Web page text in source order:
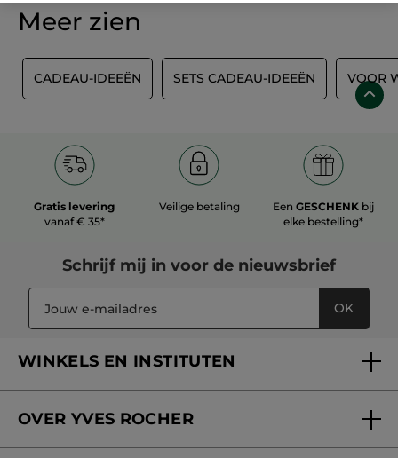
Meer zien
CADEAU-IDEEËN SETS CADEAU-IDEEËN VOOR
Gratis levering
vanaf € 35*
Veilige betaling EenGESCHENK bij
elke bestelling*
Schrijf mij in voor de nieuwsbrief
OK
WINKELS EN INSTITUTEN
Verzorging in onze Schoonheidsinstituten
OVER YVES ROCHER